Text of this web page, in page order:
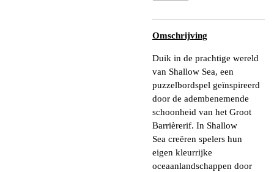
Omschrijving
Duik in de prachtige wereld
van Shallow Sea, een
puzzelbordspel geïnspireerd
door de adembenemende
schoonheid van het Groot
Barrièrerif. In Shallow
Sea creëren spelers hun
eigen kleurrijke
oceaanlandschappen door